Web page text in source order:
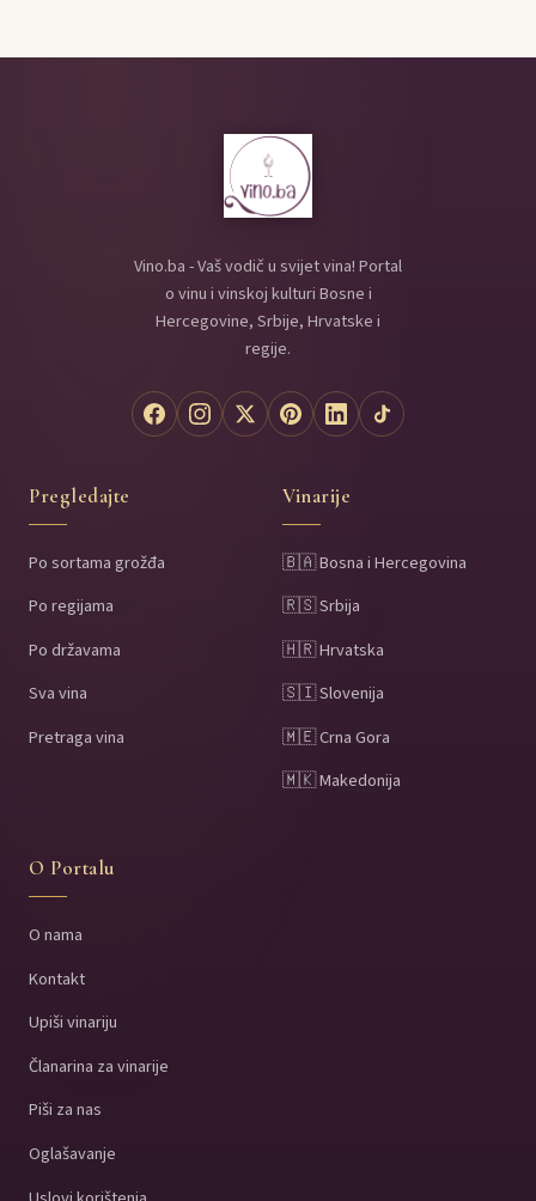
Vino.ba - Vaš vodič u svijet vina! Portal
o vinu i vinskoj kulturi Bosne i
Hercegovine, Srbije, Hrvatske i
regije.
Pregledajte
Po sortama grožđa
Po regijama
Po državama
Sva vina
Pretraga vina
Vinarije
🇧🇦 Bosna i Hercegovina
🇷🇸 Srbija
🇭🇷 Hrvatska
🇸🇮 Slovenija
🇲🇪 Crna Gora
🇲🇰 Makedonija
O Portalu
O nama
Kontakt
Upiši vinariju
Članarina za vinarije
Piši za nas
Oglašavanje